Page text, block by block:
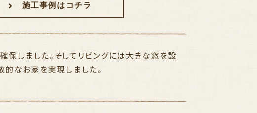
施工事例はコチラ
しました。そしてリビングには大きな窓を設
的なお家を実現しました。